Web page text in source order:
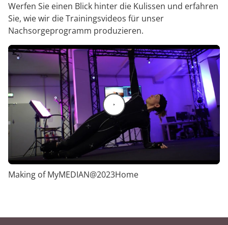
Werfen Sie einen Blick hinter die Kulissen und erfahren
Sie, wie wir die Trainingsvideos für unser
Nachsorgeprogramm produzieren.
Video abspielen
Making of MyMEDIAN@2023Home